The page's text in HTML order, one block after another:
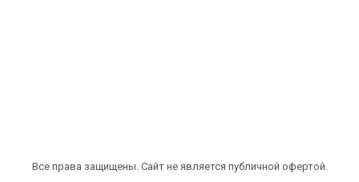
Все права защищены. Сайт не является публичной офертой.